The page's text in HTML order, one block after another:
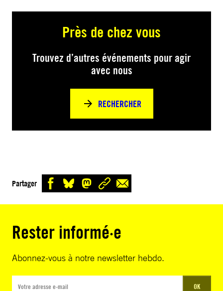
Près de chez vous
Trouvez d’autres événements pour agir
avec nous
RECHERCHER
Partager
Rester informé·e
Abonnez-vous à notre newsletter hebdo.
OK